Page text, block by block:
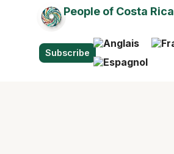
People of Costa Rica
Subscribe